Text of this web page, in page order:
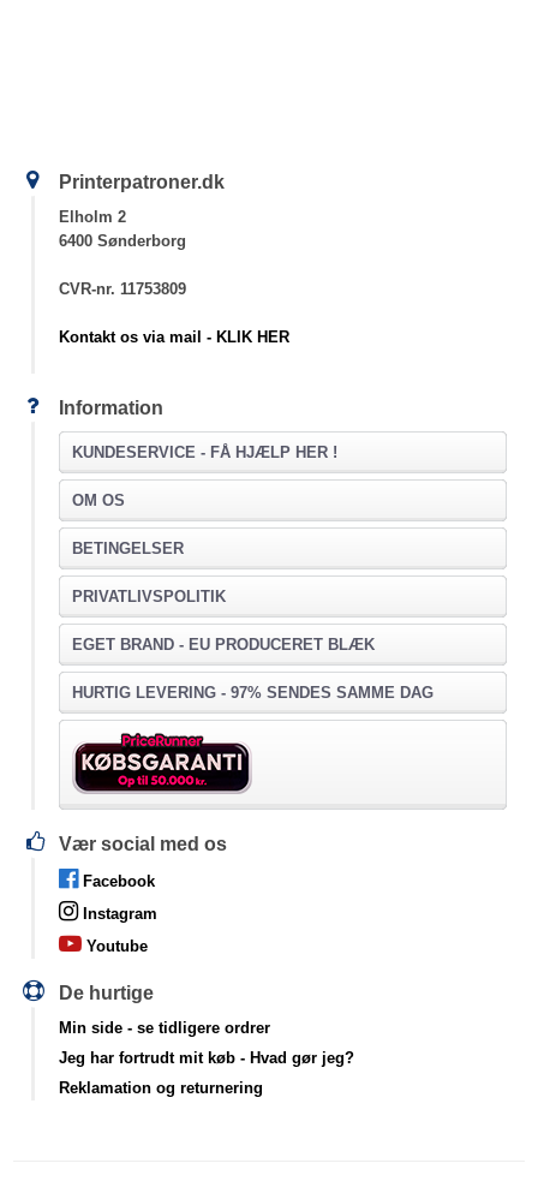
Printerpatroner.dk
Elholm 2
6400 Sønderborg
CVR-nr. 11753809
Kontakt os via mail - KLIK HER
Information
KUNDESERVICE - FÅ HJÆLP HER !
OM OS
BETINGELSER
PRIVATLIVSPOLITIK
EGET BRAND - EU PRODUCERET BLÆK
HURTIG LEVERING - 97% SENDES SAMME DAG
Vær social med os
Facebook
Instagram
Youtube
De hurtige
Min side - se tidligere ordrer
Jeg har fortrudt mit køb - Hvad gør jeg?
Reklamation og returnering